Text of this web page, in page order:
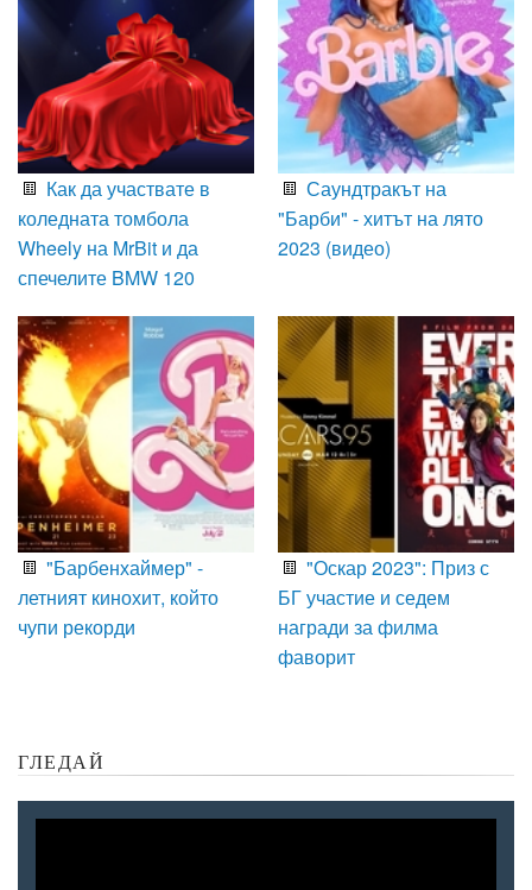
Как да участвате в
коледната томбола
Wheely на MrBit и да
спечелите BMW 120
Саундтракът на
"Барби" - хитът на лято
2023 (видео)
"Барбенхаймер" -
летният кинохит, който
чупи рекорди
"Оскар 2023": Приз с
БГ участие и седем
награди за филма
фаворит
ГЛЕДАЙ